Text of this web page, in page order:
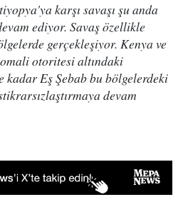
karşı savaşı şu anda
ediyor. Savaş özellikle
gerçekleşiyor. Kenya ve
otoritesi altındaki
kadar Eş Şebab bu bölgelerdeki
devam